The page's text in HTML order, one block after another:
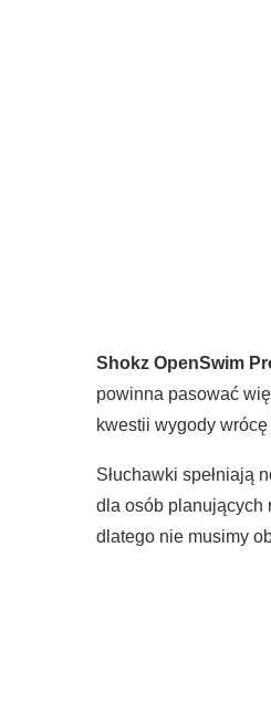
Shokz OpenSwim
powinna pasować
kwestii wygody
Słuchawki spełniają
dla osób planujących
dlatego nie musimy